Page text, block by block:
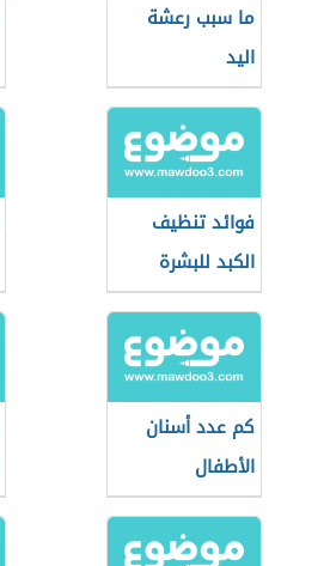
ما سبب رعشة
اليد
فوائد تنظيف
الكبد للبشرة
كم عدد أسنان
الأطفال